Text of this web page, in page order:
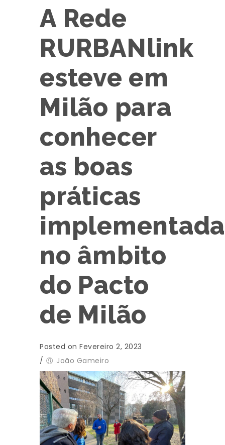
A Rede
RURBANlink
esteve em
Milão para
conhecer
as boas
práticas
no âmbito
do Pacto
de Milão
Posted on Fevereiro 2, 2023
/
João Gameiro